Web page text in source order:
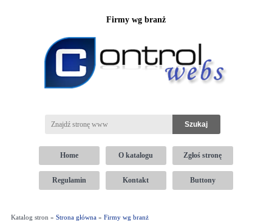
Firmy wg branż
Home O katalogu Zgłoś stronę
Regulamin Kontakt Buttony
Katalog stron » Strona główna» Firmy wg branż